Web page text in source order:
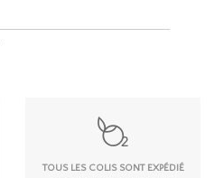
TOUS LES COLIS SONT EXPÉDIÉ